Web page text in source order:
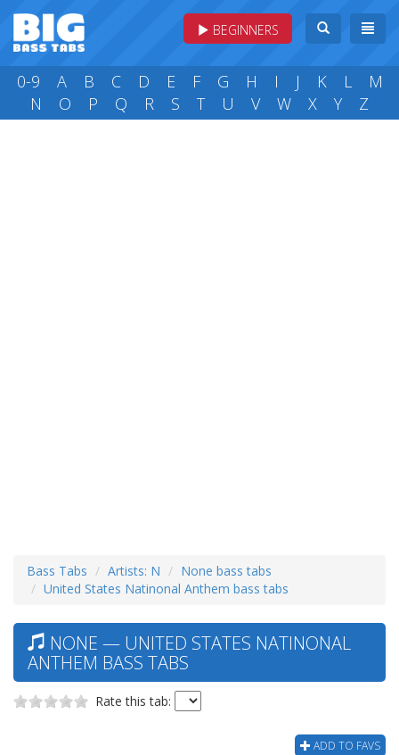
BEGINNERS
0-9 A B C D E F G H I J K L
M
N
O P Q R S T U V W X Y Z
Bass Tabs Artists: N
None bass tabs
United States Natinonal Anthem bass tabs
NONE — UNITED STATES NATINONAL
ANTHEM BASS TABS
Rate this tab:
ADD TO FAVS